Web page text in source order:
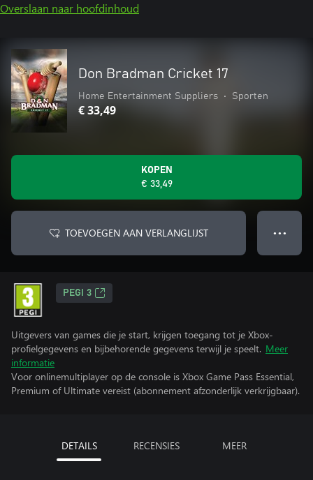
Overslaan naar hoofdinhoud
Don Bradman Cricket 17
Home Entertainment Suppliers • Sporten
€ 33,49
KOPEN
€ 33,49
TOEVOEGEN AAN VERLANGLIJST ● ● ●
PEGI 3
Uitgevers van games die je start, krijgen toegang tot je Xbox-
profielgegevens en bijbehorende gegevens terwijl je speelt. Meer
informatie
Voor onlinemultiplayer op de console is Xbox Game Pass Essential,
Premium of Ultimate vereist (abonnement afzonderlijk verkrijgbaar).
DETAILS RECENSIES MEER